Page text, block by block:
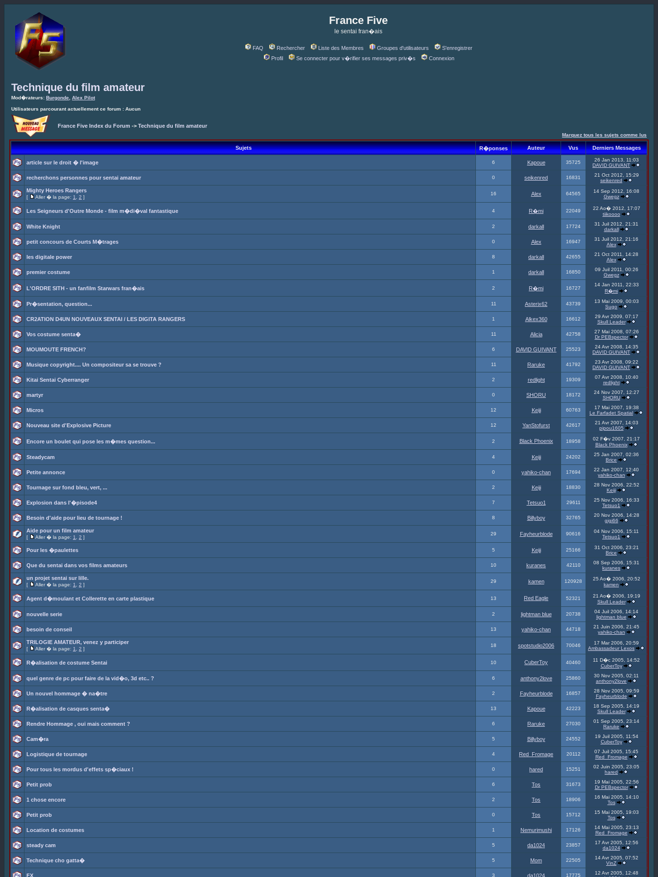
France Five
le sentai fran�ais
FAQ Rechercher Liste des Membres Groupes d'utilisateurs
S'enregistrer
Profil
Se connecter pour v�rifier ses messages priv�s Connexion
Technique du film amateur
Mod�rateurs: Burgonde Alex Pilot
Utilisateurs parcourant actuellement ce forum : Aucun
France Five Index du Forum -> Technique du film amateur
Marquez tous les sujets comme lus
Sujets R�ponses Auteur Vus Derniers Messages
article sur le droit � l'image 6 Kapoue 35725
26 Jan 2013, 11:03
DAVID GUIVANT
recherchons personnes pour sentai amateur 0 seikenred 16831
21 Oct 2012, 15:29
seikenred
Mighty Heroes Rangers
[ Aller � la page: 1 2 ]
16 Alex 64565
14 Sep 2012, 16:08
Gwegz
Les Seigneurs d'Outre Monde - film m�di�val fantastique 4 R�mi 22049
22 Ao� 2012, 17:07
tiikoooo
White Knight 2 darkall 17724
31 Juil 2012, 21:31
darkall
petit concours de Courts M�trages 0 Alex 16947
31 Juil 2012, 21:16
Alex
les digitale power 8 darkall 42655
21 Oct 2011, 14:28
Alex
premier costume 1 darkall 16850
09 Juil 2011, 00:26
Gwegz
L'ORDRE SITH - un fanfilm Starwars fran�ais 2 R�mi 16727
14 Jan 2011, 22:33
R�mi
Pr�sentation, question... 11 Asterix62 43739
13 Mai 2009, 00:03
Sugo
CR2ATION D4UN NOUVEAUX SENTAI / LES DIGITA RANGERS 1 Alkex360 16612
29 Avr 2009, 07:17
Skull Leader
Vos costume senta� 11 Alicia 42758
27 Mai 2008, 07:26
Dr PEBspector
MOUMOUTE FRENCH? 6 DAVID GUIVANT 25523
24 Avr 2008, 14:35
DAVID GUIVANT
Musique copyright.... Un compositeur sa se trouve ? 11 Raruke 41792
23 Avr 2008, 09:22
DAVID GUIVANT
Kitai Sentai Cyberranger 2 redlight 19309
07 Avr 2008, 10:40
redlight
martyr 0 SHORU 18172
24 Nov 2007, 12:27
SHORU
Micros 12 Keiji 60763
17 Mai 2007, 19:38
Le Farfadet Spatial
Nouveau site d'Explosive Picture 12 YanStofurst 42617
21 Avr 2007, 14:03
pipou1605
Encore un boulet qui pose les m�mes question... 2 Black Phoenix 18958
02 F�v 2007, 21:17
Black Phoenix
Steadycam 4 Keiji 24202
25 Jan 2007, 02:36
Brice
Petite annonce 0 yahiko-chan 17694
22 Jan 2007, 12:40
yahiko-chan
Tournage sur fond bleu, vert, ... 2 Keiji 18830
28 Nov 2006, 22:52
Keiji
Explosion dans l'�pisode4 7 Tetsuo1 29611
25 Nov 2006, 16:33
Tetsuo1
Besoin d'aide pour lieu de tournage ! 8 Billyboy 32765
20 Nov 2006, 14:28
gigi66
Aide pour un film amateur
[ Aller � la page: 1 2 ]
29 Fayheurblode 90616
04 Nov 2006, 15:11
Tetsuo1
Pour les �paulettes 5 Keiji 25166
31 Oct 2006, 23:21
Brice
Que du sentai dans vos films amateurs 10 kuranes 42110
08 Sep 2006, 15:31
kuranes
un projet sentai sur lille.
[ Aller � la page: 1 2 ]
29 kamen 120928
25 Ao� 2006, 20:52
kamen
Agent d�moulant et Collerette en carte plastique 13 Red Eagle 52321
21 Ao� 2006, 19:19
Skull Leader
nouvelle serie 2 lightman blue 20738
04 Juil 2006, 14:14
lightman blue
besoin de conseil 13 yahiko-chan 44718
21 Juin 2006, 21:45
yahiko-chan
TRILOGIE AMATEUR, venez y participer
[ Aller � la page: 1 2 ]
18 spotstudio2006 70046
17 Mar 2006, 20:59
Ambassadeur Lexos
R�alisation de costume Sentai 10 CuberToy 40460
11 D�c 2005, 14:52
CuberToy
quel genre de pc pour faire de la vid�o, 3d etc.. ? 6 anthony2love 25860
30 Nov 2005, 02:11
anthony2love
Un nouvel hommage � na�tre 2 Fayheurblode 16857
28 Nov 2005, 09:59
Fayheurblode
R�alisation de casques senta� 13 Kapoue 42223
18 Sep 2005, 14:19
Skull Leader
Rendre Hommage , oui mais comment ? 6 Raruke 27030
01 Sep 2005, 23:14
Raruke
Cam�ra 5 Billyboy 24552
19 Juil 2005, 11:54
CuberToy
Logistique de tournage 4 Red_Fromage 20112
07 Juil 2005, 15:45
Red_Fromage
Pour tous les mordus d'effets sp�ciaux ! 0 hared 15251
02 Juin 2005, 23:05
hared
Petit prob 6 Tos 31673
19 Mai 2005, 22:56
Dr PEBspector
1 chose encore 2 Tos 18906
16 Mai 2005, 14:10
Tos
Petit prob 0 Tos 15712
15 Mai 2005, 19:03
Tos
Location de costumes 1 Nemurimushi 17126
14 Mai 2005, 23:13
Red_Fromage
steady cam 5 da1024 23857
17 Avr 2005, 12:56
da1024
Technique cho gatta� 5 Mom 22505
14 Avr 2005, 07:52
VinZ
FX 3 da1024 17775
12 Avr 2005, 12:48